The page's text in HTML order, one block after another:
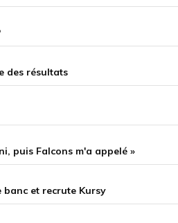
des résultats
puis Falcons m'a appelé »
banc et recrute Kursy